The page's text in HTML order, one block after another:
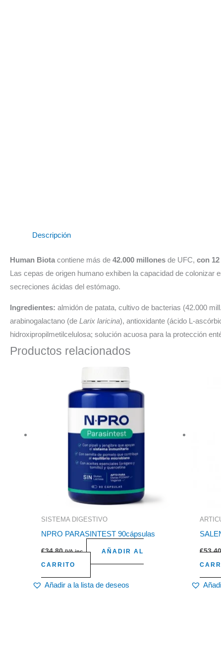
Descripción
Human Biota contiene más de 42.000 millones de UFC, con
Las cepas de origen humano exhiben la capacidad de colonizar
secreciones ácidas del estómago.
Ingredientes: almidón de patata, cultivo de bacterias (42.000
arabinogalactano (de Larix laricina), antioxidante (ácido L-
hidroxipropilmetilcelulosa; solución acuosa para la protección
Productos relacionados
SISTEMA DIGESTIVO
NPRO PARASINTEST 90cápsulas
€34,80 IVA inc.
AÑADIR AL
CARRITO
Añadir a la lista de deseos
€53,40